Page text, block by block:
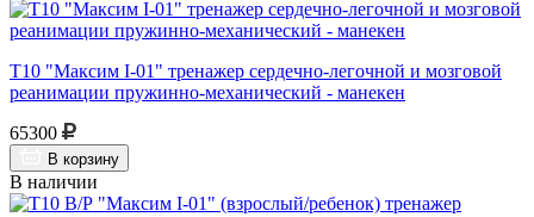
Т10 "Максим I-01" тренажер сердечно-легочной и мозговой
реанимации пружинно-механический - манекен
65300
В корзину
В наличии